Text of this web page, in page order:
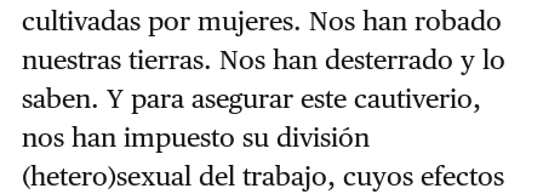
cultivadas por mujeres. Nos han robado
nuestras tierras. Nos han desterrado y lo
saben. Y para asegurar este cautiverio,
nos han impuesto su división
(hetero)sexual del trabajo, cuyos efectos